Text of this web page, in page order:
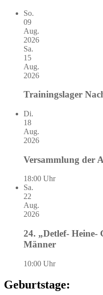
So.
09
Aug.
2026
Sa.
15
Aug.
2026
Trainingslager
Di.
18
Aug.
2026
Versammlung der
18:00 Uhr
Sa.
22
Aug.
2026
24. „Detlef-
Männer
10:00 Uhr
Geburtstage: